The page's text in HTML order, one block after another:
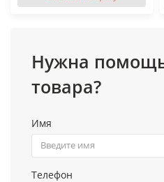
Нужна
товара?
Имя
Телефон